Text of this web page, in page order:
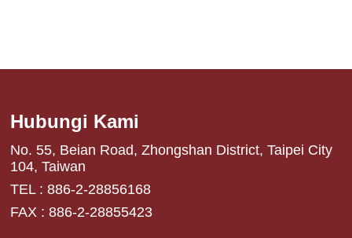
Hubungi Kami
No. 55, Beian Road, Zhongshan District, Taipei City
104, Taiwan
TEL : 886-2-28856168
FAX : 886-2-28855423